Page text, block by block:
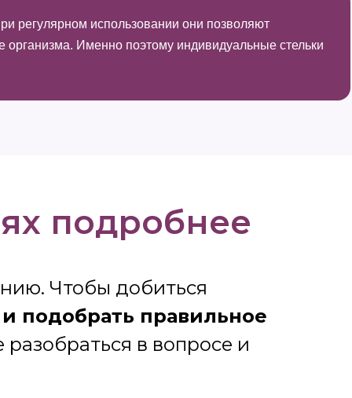
регулярном использовании они позволяют
организма. Именно поэтому индивидуальные стельки
подробнее
Чтобы добиться
подобрать правильное
в вопросе и